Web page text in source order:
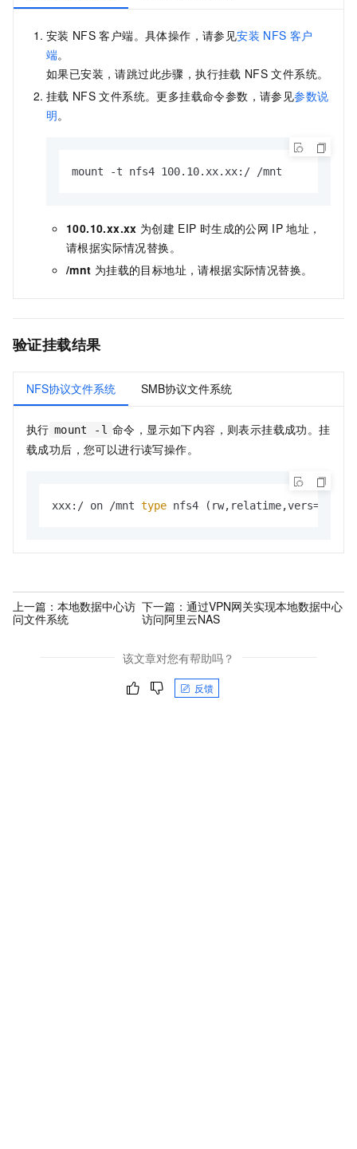
安装 NFS 客户端。具体操作，请参见安装 NFS 客户
端。
如果已安装，请跳过此步骤，执行挂载 NFS 文件系统。
挂载 NFS 文件系统。更多挂载命令参数，请参见参数说
明。
mount -t nfs4 100.10.xx.xx:/ /mnt
100.10.xx.xx 为创建 EIP 时生成的公网 IP 地址，
请根据实际情况替换。
/mnt 为挂载的目标地址，请根据实际情况替换。
验证挂载结果
NFS协议文件系统 SMB协议文件系统
执行 mount -l 命令，显示如下内容，则表示挂载成功。挂
载成功后，您可以进行读写操作。
xxx:/ on /mnt type nfs4
上一篇： 本地数据中心访
问文件系统
下一篇：通过VPN网关实现本地数据中心
访问阿里云NAS
该文章对您有帮助吗？
反馈